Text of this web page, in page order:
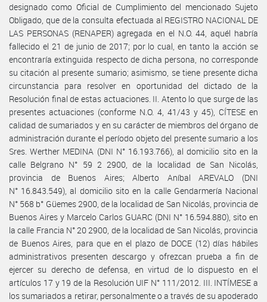
designado como Oficial de Cumplimiento del mencionado Sujeto
Obligado, que de la consulta efectuada al REGISTRO NACIONAL DE
LAS PERSONAS (RENAPER) agregada en el N.O. 44, aquél habría
fallecido el 21 de junio de 2017; por lo cual, en tanto la acción se
encontraría extinguida respecto de dicha persona, no corresponde
su citación al presente sumario; asimismo, se tiene presente dicha
circunstancia para resolver en oportunidad del dictado de la
Resolución final de estas actuaciones. II. Atento lo que surge de las
presentes actuaciones (conforme N.O. 4, 41/43 y 45), CÍTESE en
calidad de sumariados y en su carácter de miembros del órgano de
administración durante el período objeto del presente sumario a los
Sres. Werther MEDINA (DNI N° 16.193.766), al domicilio sito en la
calle Belgrano N° 59 2 2900, de la localidad de San Nicolás,
provincia de Buenos Aires; Alberto Aníbal AREVALO (DNI
N° 16.843.549), al domicilio sito en la calle Gendarmería Nacional
N° 568 b° Güemes 2900, de la localidad de San Nicolás, provincia de
Buenos Aires y Marcelo Carlos GUARC (DNI N° 16.594.880), sito en
la calle Francia N° 20 2900, de la localidad de San Nicolás, provincia
de Buenos Aires, para que en el plazo de DOCE (12) días hábiles
administrativos presenten descargo y ofrezcan prueba a fin de
ejercer su derecho de defensa, en virtud de lo dispuesto en el
artículos 17 y 19 de la Resolución UIF N° 111/2012. III. INTÍMESE a
los sumariados a retirar, personalmente o a través de su apoderado